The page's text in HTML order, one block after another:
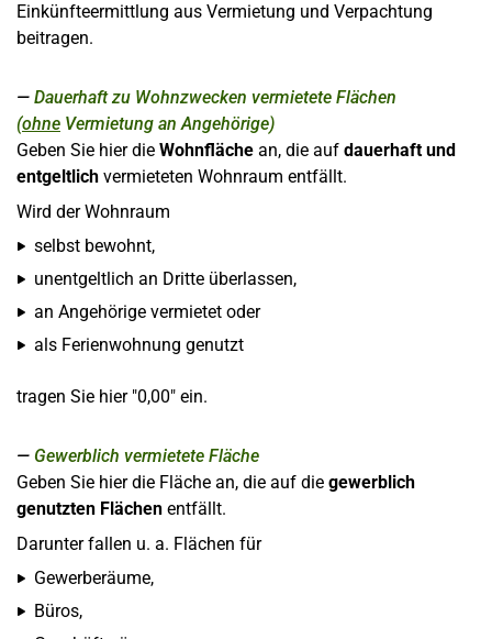
Einkünfteermittlung aus Vermietung und Verpachtung
beitragen.
Dauerhaft zu Wohnzwecken vermietete Flächen
(ohne Vermietung an Angehörige)
Geben Sie hier die Wohnfläche an, die auf dauerhaft und
entgeltlich vermieteten Wohnraum entfällt.
Wird der Wohnraum
selbst bewohnt,
unentgeltlich an Dritte überlassen,
an Angehörige vermietet oder
als Ferienwohnung genutzt
tragen Sie hier "0,00" ein.
Gewerblich vermietete Fläche
Geben Sie hier die Fläche an, die auf die gewerblich
genutzten Flächen entfällt.
Darunter fallen u. a. Flächen für
Gewerberäume,
Büros,